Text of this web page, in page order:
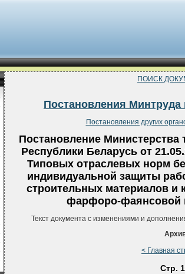
ПОИСК
Постановления
Постановления других
Постановление
Республики Беларусь от
Типовых отраслевых норм
индивидуальной защиты
строительных материалов и
фарфоро-фаянсовой
Текст документа с изменениями и
< Главная
Стр.